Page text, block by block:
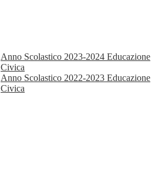
Anno Scolastico 2023-2024 Educazione
Civica
Anno Scolastico 2022-2023 Educazione
Civica